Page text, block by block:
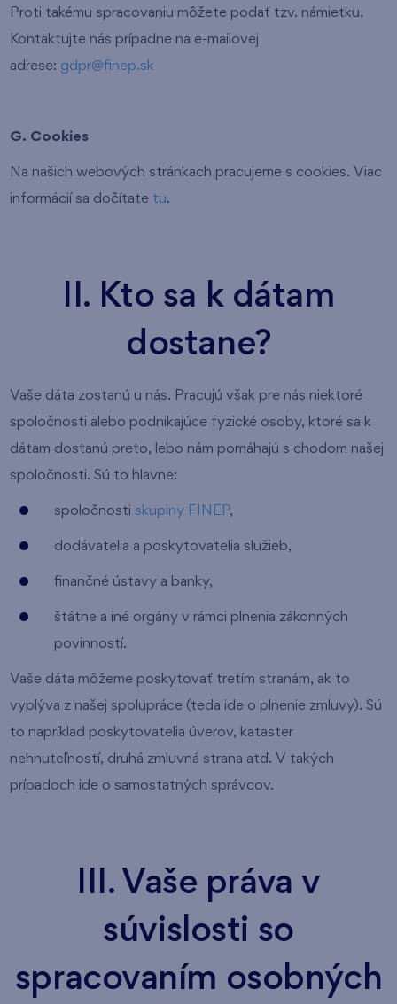
Proti takému spracovaniu môžete podať tzv. námietku.
Kontaktujte nás prípadne na e-mailovej
adrese: gdpr@finep.sk
G. Cookies
Na našich webových stránkach pracujeme s cookies. Viac
informácií sa dočítate tu.
II. Kto sa k dátam
dostane?
Vaše dáta zostanú u nás. Pracujú však pre nás niektoré
spoločnosti alebo podnikajúce fyzické osoby, ktoré sa k
dátam dostanú preto, lebo nám pomáhajú s chodom našej
spoločnosti. Sú to hlavne:
spoločnosti skupiny FINEP,
dodávatelia a poskytovatelia služieb,
finančné ústavy a banky,
štátne a iné orgány v rámci plnenia zákonných
povinností.
Vaše dáta môžeme poskytovať tretím stranám, ak to
vyplýva z našej spolupráce (teda ide o plnenie zmluvy). Sú
to napríklad poskytovatelia úverov, kataster
nehnuteľností, druhá zmluvná strana atď. V takých
prípadoch ide o samostatných správcov.
III. Vaše práva v
súvislosti so
spracovaním osobných